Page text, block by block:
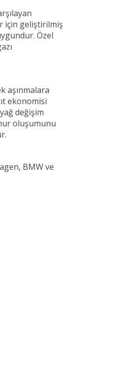
için geliştirilmiş
Özel
aşınmalara
ekonomisi
değişim
oluşumunu
BMW ve